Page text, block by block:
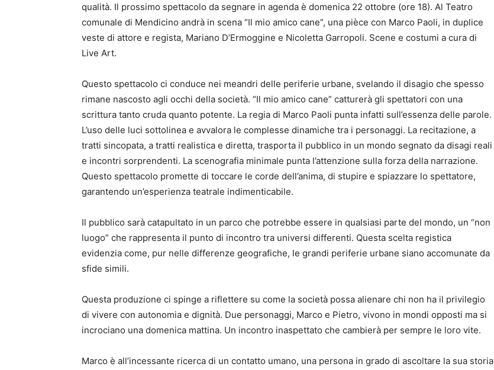
qualità. Il prossimo spettacolo da segnare in agenda è domenica 22 ottobre (ore 18). Al Teatro
comunale di Mendicino andrà in scena “Il mio amico cane”, una pièce con Marco Paoli, in duplice
veste di attore e regista, Mariano D’Ermoggine e Nicoletta Garropoli. Scene e costumi a cura di
Live Art.
Questo spettacolo ci conduce nei meandri delle periferie urbane, svelando il disagio che spesso
rimane nascosto agli occhi della società. “Il mio amico cane” catturerà gli spettatori con una
scrittura tanto cruda quanto potente. La regia di Marco Paoli punta infatti sull’essenza delle parole.
L’uso delle luci sottolinea e avvalora le complesse dinamiche tra i personaggi. La recitazione, a
tratti sincopata, a tratti realistica e diretta, trasporta il pubblico in un mondo segnato da disagi reali
e incontri sorprendenti. La scenografia minimale punta l’attenzione sulla forza della narrazione.
Questo spettacolo promette di toccare le corde dell’anima, di stupire e spiazzare lo spettatore,
garantendo un’esperienza teatrale indimenticabile.
Il pubblico sarà catapultato in un parco che potrebbe essere in qualsiasi parte del mondo, un “non
luogo” che rappresenta il punto di incontro tra universi differenti. Questa scelta registica
evidenzia come, pur nelle differenze geografiche, le grandi periferie urbane siano accomunate da
sfide simili.
Questa produzione ci spinge a riflettere su come la società possa alienare chi non ha il privilegio
di vivere con autonomia e dignità. Due personaggi, Marco e Pietro, vivono in mondi opposti ma si
incrociano una domenica mattina. Un incontro inaspettato che cambierà per sempre le loro vite.
Marco è all’incessante ricerca di un contatto umano, una persona in grado di ascoltare la sua storia